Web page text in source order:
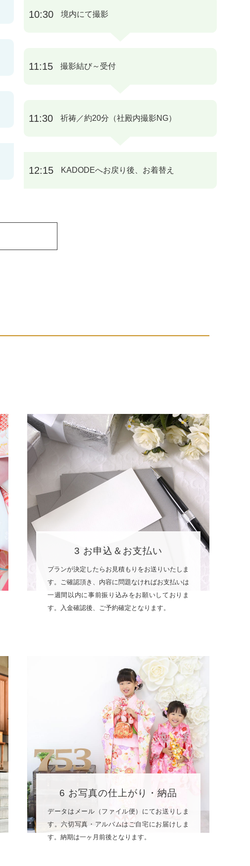
10:30 境内にて撮影
11:15 撮影結び～受付
11:30 祈祷／約20分（社殿内撮影NG）
12:15 KADODEへお戻り後、お着替え
3 お申込＆お支払い
プランが決定したらお見積もりをお送りいたしま
す。ご確認頂き、内容に問題なければお支払いは
一週間以内に事前振り込みをお願いしておりま
す。入金確認後、ご予約確定となります。
6 お写真の仕上がり・納品
データはメール（ファイル便）にてお送りしま
す。六切写真・アルバムはご自宅にお届けしま
す。納期は一ヶ月前後となります。